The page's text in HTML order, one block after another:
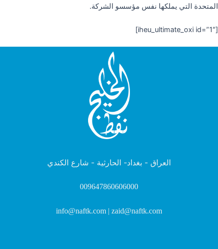
المتحدة التي يملكها نفس مؤسسو الشركة.
[iheu_ultimate_oxi id=”1″]
العراق - بغداد- الحارثية - شارع الكندي
009647860606000
info@naftk.com | zaid@naftk.com